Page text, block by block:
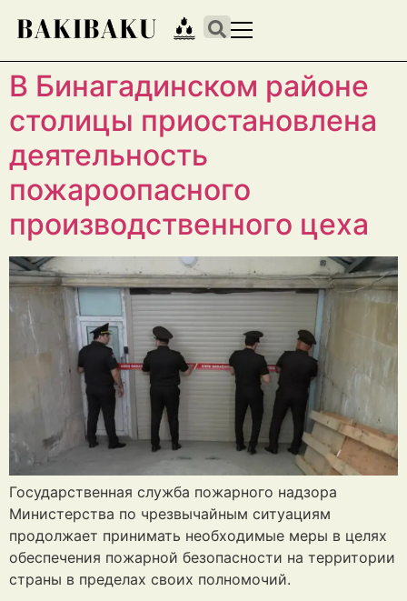
В Бинагадинском районе
столицы приостановлена
деятельность
пожароопасного
производственного цеха
Государственная служба пожарного надзора
Министерства по чрезвычайным ситуациям
продолжает принимать необходимые меры в целях
обеспечения пожарной безопасности на территории
страны в пределах своих полномочий.